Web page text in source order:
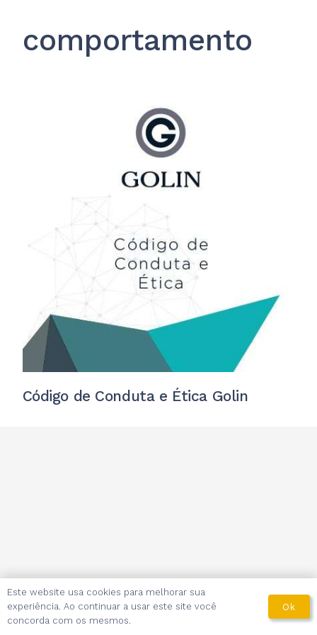
comportamento
Código de Conduta e Ética Golin
Este website usa cookies para melhorar sua
experiência. Ao continuar a usar este site você
concorda com os mesmos.
Ok